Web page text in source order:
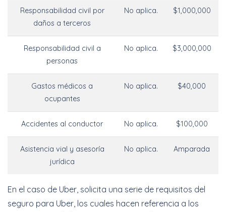
Responsabilidad civil por
daños a terceros
No aplica. $1,000,000
Responsabilidad civil a
personas
No aplica. $3,000,000
Gastos médicos a
ocupantes
No aplica. $40,000
Accidentes al conductor No aplica. $100,000
Asistencia vial y asesoría
jurídica
No aplica. Amparada
En el caso de Uber, solicita una serie de requisitos del
seguro para Uber, los cuales hacen referencia a los